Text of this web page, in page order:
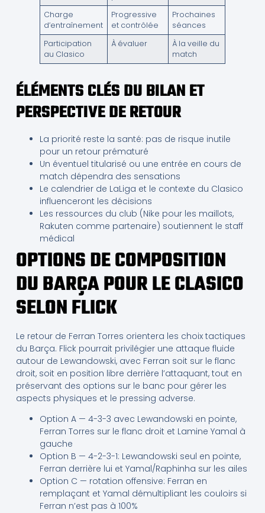
Charge
d’entraînement
Progressive
et contrôlée
Prochaines
séances
Participation
au Clasico
À évaluer
À la veille du
match
ÉLÉMENTS CLÉS DU BILAN ET
PERSPECTIVE DE RETOUR
La priorité reste la santé: pas de risque inutile
pour un retour prématuré
Un éventuel titularisé ou une entrée en cours de
match dépendra des sensations
Le calendrier de LaLiga et le contexte du Clasico
influenceront les décisions
Les ressources du club (Nike pour les maillots,
Rakuten comme partenaire) soutiennent le staff
médical
OPTIONS DE COMPOSITION
DU BARÇA POUR LE CLASICO
SELON FLICK
Le retour de Ferran Torres orientera les choix tactiques
du Barça. Flick pourrait privilégier une attaque fluide
autour de Lewandowski, avec Ferran soit sur le flanc
droit, soit en position libre derrière l’attaquant, tout en
préservant des options sur le banc pour gérer les
aspects physiques et le pressing adverse.
Option A — 4-3-3 avec Lewandowski en pointe,
Ferran Torres sur le flanc droit et Lamine Yamal à
gauche
Option B — 4-2-3-1: Lewandowski seul en pointe,
Ferran derrière lui et Yamal/Raphinha sur les ailes
Option C — rotation offensive: Ferran en
remplaçant et Yamal démultipliant les couloirs si
Ferran n’est pas à 100%